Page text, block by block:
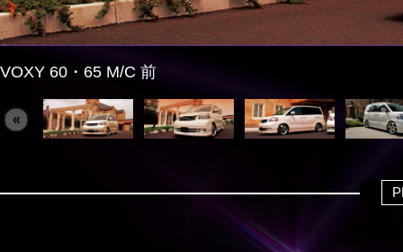
VOXY 60・65 M/C 前
«